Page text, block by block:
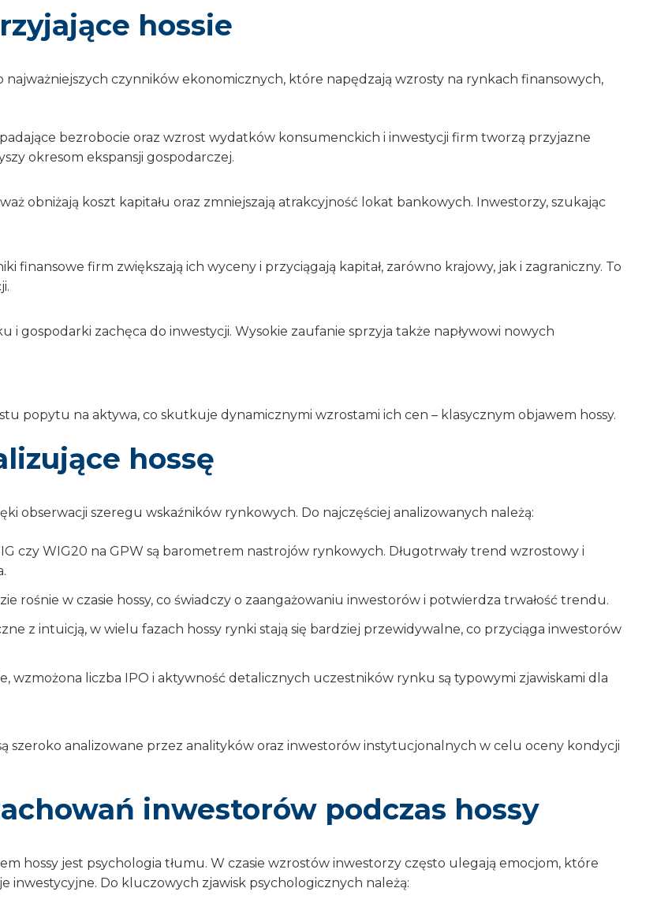
hossie
najważniejszych czynników ekonomicznych, które napędzają wzrosty na rynkach finansowych,
bezrobocie oraz wzrost wydatków konsumenckich i inwestycji firm tworzą przyjazne
okresom ekspansji gospodarczej.
obniżają koszt kapitału oraz zmniejszają atrakcyjność lokat bankowych. Inwestorzy, szukając
finansowe firm zwiększają ich wyceny i przyciągają kapitał, zarówno krajowy, jak i zagraniczny. To
i gospodarki zachęca do inwestycji. Wysokie zaufanie sprzyja także napływowi nowych
popytu na aktywa, co skutkuje dynamicznymi wzrostami ich cen – klasycznym objawem hossy.
hossę
obserwacji szeregu wskaźników rynkowych. Do najczęściej analizowanych należą:
czy WIG20 na GPW są barometrem nastrojów rynkowych. Długotrwały trend wzrostowy i
rośnie w czasie hossy, co świadczy o zaangażowaniu inwestorów i potwierdza trwałość trendu.
z intuicją, w wielu fazach hossy rynki stają się bardziej przewidywalne, co przyciąga inwestorów
wzmożona liczba IPO i aktywność detalicznych uczestników rynku są typowymi zjawiskami dla
szeroko analizowane przez analityków oraz inwestorów instytucjonalnych w celu oceny kondycji
inwestorów podczas hossy
hossy jest psychologia tłumu. W czasie wzrostów inwestorzy często ulegają emocjom, które
inwestycyjne. Do kluczowych zjawisk psychologicznych należą: